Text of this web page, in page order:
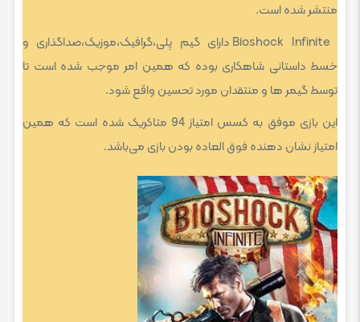
منتشر شده است.
Bioshock Infinite دارای گیم پلی،گرافیک،موزیک،صداگذاری و
خسط داستانی شاهکاری بوده که همین امر موجب شده است تا
توسط گیمر ها و منتقدان مورد تحسین واقع شود.
این بازی موفق به کسس امتیاز 94 متاکریک شده است که همین
امتیاز نشان دهنده فوق العاده بودن بازی می‌باشد.